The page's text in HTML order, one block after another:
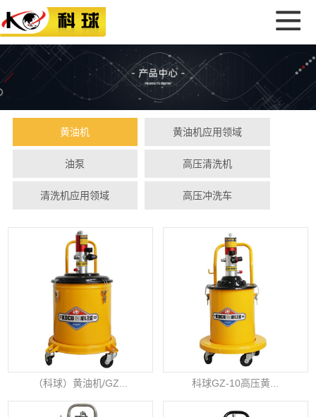
黄油机 黄油机应用领域
油泵 高压清洗机
清洗机应用领域 高压冲洗车
（科球）黄油机/GZ... 科球GZ-10高压黄...